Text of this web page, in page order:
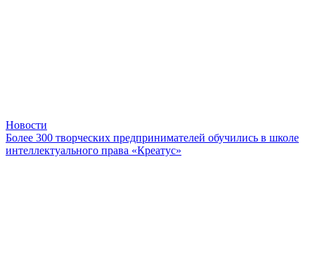
Новости
Более 300 творческих предпринимателей обучились в школе
интеллектуального права «Креатус»